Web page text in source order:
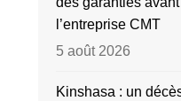
l’entreprise CMT
5 août 2026
Kinshasa : un